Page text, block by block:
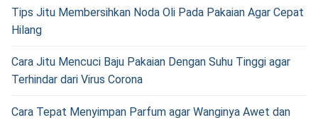
Tips Jitu Membersihkan Noda Oli Pada Pakaian Agar Cepat
Hilang
Cara Jitu Mencuci Baju Pakaian Dengan Suhu Tinggi agar
Terhindar dari Virus Corona
Cara Tepat Menyimpan Parfum agar Wanginya Awet dan